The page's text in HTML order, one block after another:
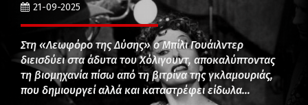
21-09-2025
Στη «Λεωφόρο της Δύσης» ο Μπίλι Γουάιλντερ
διεισδύει στα άδυτα του Χόλιγουντ, αποκαλύπτοντας
τη βιομηχανία πίσω από τη βιτρίνα της γκλαμουριάς,
που δημιουργεί αλλά και καταστρέφει είδωλα…